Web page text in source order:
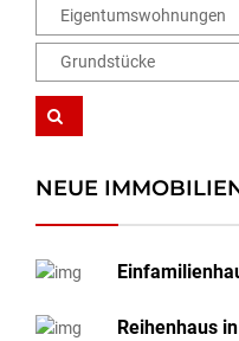
Eigentumswohnungen
Grundstücke
NEUE
Reihenhaus